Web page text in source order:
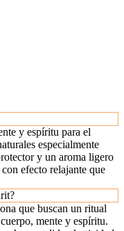
y espíritu para el
especialmente
y un aroma ligero
efecto relajante que
que buscan un ritual
mente y espíritu.